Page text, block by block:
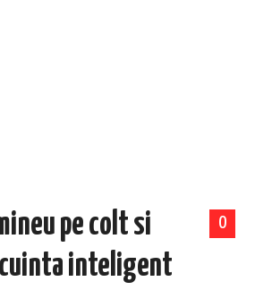
0
pe colt si
inteligent